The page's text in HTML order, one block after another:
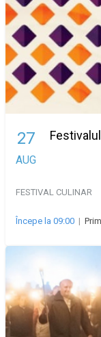
27
AUG
FESTIVAL CULINAR
Începe la 09:00 |